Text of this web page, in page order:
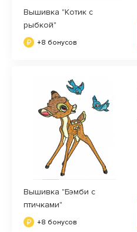
Вышивка "Котик с
рыбкой"
+8 бонусов
Вышивка "Бэмби с
птичками"
+8 бонусов